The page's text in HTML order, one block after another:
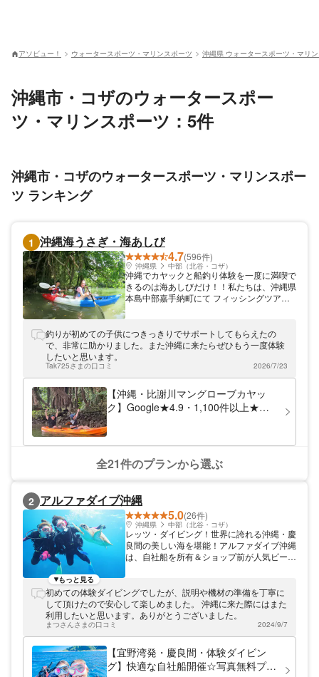
アソビュー！ ウォータースポーツ・マリンスポーツ 沖縄県 ウォータースポーツ・マリ
沖縄市・コザのウォータースポー
ツ・マリンスポーツ：5件
沖縄市・コザのウォータースポーツ・マリンスポー
ツ ランキング
1 沖縄海うさぎ・海あしび
4.7(596件)
沖縄県 中部（北谷・コザ）
沖縄でカヤックと船釣り体験を一度に満喫で
きるのは海あしびだけ！！私たちは、沖縄県
本島中部嘉手納町にて フィッシングツアー
シング・カヤック共に同じ集合場所なので移
動に時間をかけずに、釣り＆カヤックの人気
ら年配の方まで、みんなでご参加いただける
のが人気の理由の一つ☆お得なセットプラン
はお客様から大人気です！別々でご参加され
るより1,000円以上もお得！ ご予約いただい
てから体験当日までご不安なことは是非一度
ってお客様の沖縄旅行を全力でサポートいた
します！ 初めての体験の方も、明るくて優
しいスタッフが一からレクチャーしますので
ぅば（方言）も聞けますよ♪各キャンペーン
やお得なセット価格がございます。是非プラ
ン一覧からご覧ください。
釣りが初めての子供につきっきりでサポートしてもらえたの
で、非常に助かりました。また沖縄に来たらぜひもう一度体験
したいと思います。
Tak725さまの口コミ 2026/7/23
【沖縄・比謝川マングローブカヤッ
ク】Google★4.9・1,100件以上★那
ーあり
全21件のプランから選ぶ
2 アルファダイブ沖縄
5.0(26件)
沖縄県 中部（北谷・コザ）
レッツ・ダイビング！世界に誇れる沖縄・慶
良間の美しい海を堪能！アルファダイブ沖縄
は、自社船を所有＆ショップ前が人気ビーチ
良間諸島を中心に沖縄本島から行く美しい海
を堪能できるダイビングショップです。はじ
めてのお客様でも、しっかりとしたサポート
で安心してダイビングを楽しめます。リクエ
ストベースで、沖縄の海を知り尽くしたガイ
ドがその日のベストポイントへとご案内しま
す！世界に誇る美しい海で、生き生きとした
海の生き物に会ってみませんか。
もっと見る
初めての体験ダイビングでしたが、説明や機材の準備を丁寧に
して頂けたので安心して楽しめました。 沖縄に来た際にはまた
利用したいと思います。ありがとうございました。
まつさんさまの口コミ 2024/9/7
【宜野湾発・慶良間・体験ダイビン
グ】快適な自社船開催☆写真無料プレ